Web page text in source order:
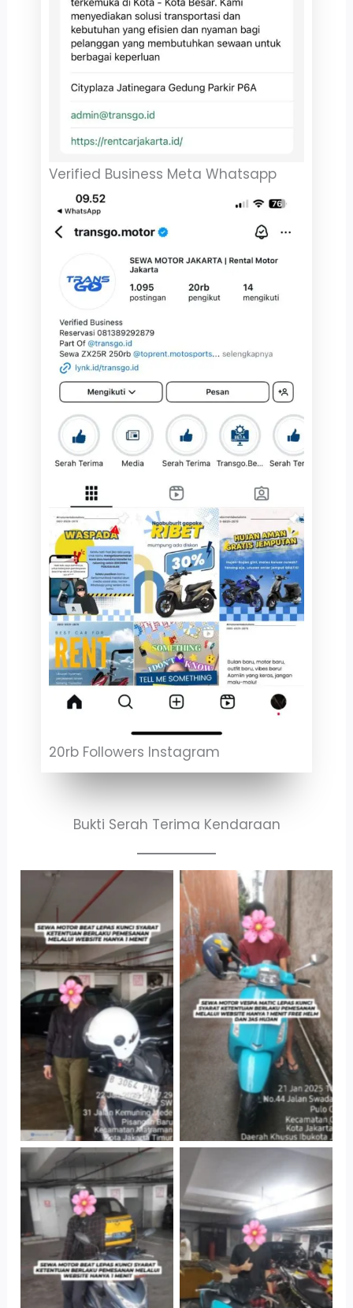
Verified Business Meta Whatsapp
20rb Followers Instagram
Bukti Serah Terima Kendaraan
Cityplaza
Jatinegara Gedung
Parkir P6A
Antar Jemput
Kendaraan
Cityplaza
Jatinegara Gedung
Cityplaza
Jatinegara Gedung